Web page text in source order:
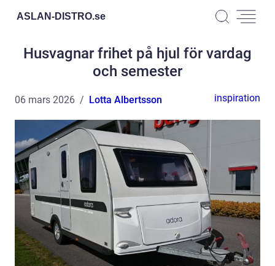
ASLAN-DISTRO.se
Husvagnar frihet på hjul för vardag
och semester
06 mars 2026 Lotta Albertsson inspiration